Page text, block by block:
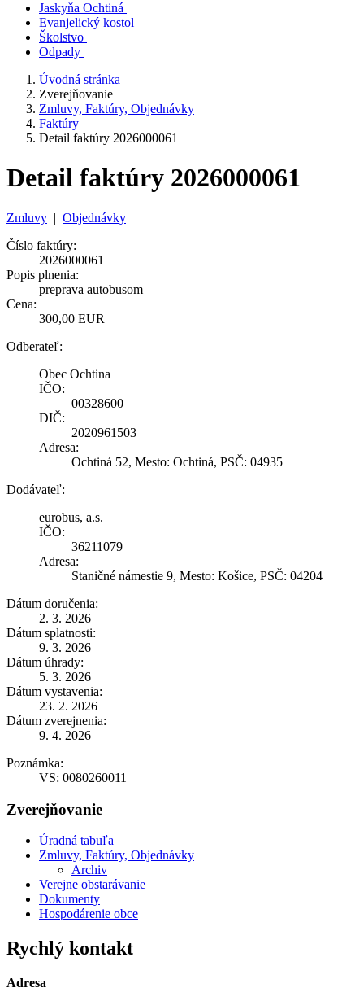
Jaskyňa Ochtiná
Evanjelický kostol
Školstvo
Odpady
Úvodná stránka
Zverejňovanie
Zmluvy, Faktúry, Objednávky
Faktúry
Detail faktúry 2026000061
Detail faktúry 2026000061
Zmluvy | Objednávky
Číslo faktúry:
2026000061
Popis plnenia:
preprava autobusom
Cena:
300,00 EUR
Odberateľ:
Obec Ochtina
IČO:
00328600
DIČ:
2020961503
Adresa:
Ochtiná 52, Mesto: Ochtiná, PSČ: 04935
Dodávateľ:
eurobus, a.s.
IČO:
36211079
Adresa:
Staničné námestie 9, Mesto: Košice, PSČ: 04204
Dátum doručenia:
2. 3. 2026
Dátum splatnosti:
9. 3. 2026
Dátum úhrady:
5. 3. 2026
Dátum vystavenia:
23. 2. 2026
Dátum zverejnenia:
9. 4. 2026
Poznámka:
VS: 0080260011
Zverejňovanie
Úradná tabuľa
Zmluvy, Faktúry, Objednávky
Archiv
Verejne obstarávanie
Dokumenty
Hospodárenie obce
Rychlý kontakt
Adresa